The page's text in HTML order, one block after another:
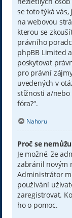
se toto týká
na webovou
kterou se
právního
phpBB Limited
poskytovat
pro právní
uvedených v
stížnosti a/
fóra?“.
Nahoru
Proč se
Je možné, že
zabránil novým
Administrátor
používání
zaregistrovat.
ho o pomoc.